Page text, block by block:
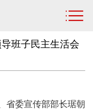
班子民主生活会
省委宣传部部长琚朝